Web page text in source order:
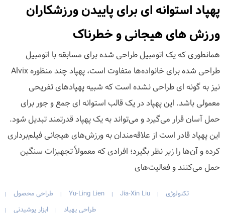
پهپاد استوانه ای برای پاییدن ورزشکاران
ورزش های هیجانی و خطرناک
همانطوری که یک اتومبیل طراحی شده برای مسابقه با اتومبیل
طراحی شده برای خانواده‌ها متفاوت است، پهپاد چند منظوره Alvix
نیز به گونه ای طراحی نشده است که شبیه پهپادهای تفریحی
معمولی باشد. این پهپاد در یک قالب استوانه ای جمع و جور برای
حمل آسان قرار می‌گیرد و می‌تواند به یک پهپاد قدرتمند تبدیل شود.
این پهپاد قادر است از علاقه‌مندان به ورزش‌های هیجانی فیلم‌برداری
کرده و آن‌ها را زیر نظر بگیرد؛ افرادی که معمولاً تجهیزات سنگین
حمل می‌کنند و فعالیت‌های
تکنولوژی |
Jia-Xin Liu
|
Yu-Ling Lien
| طراحی محصول |
طراحی پهپاد | ابزار پوشیدنی |